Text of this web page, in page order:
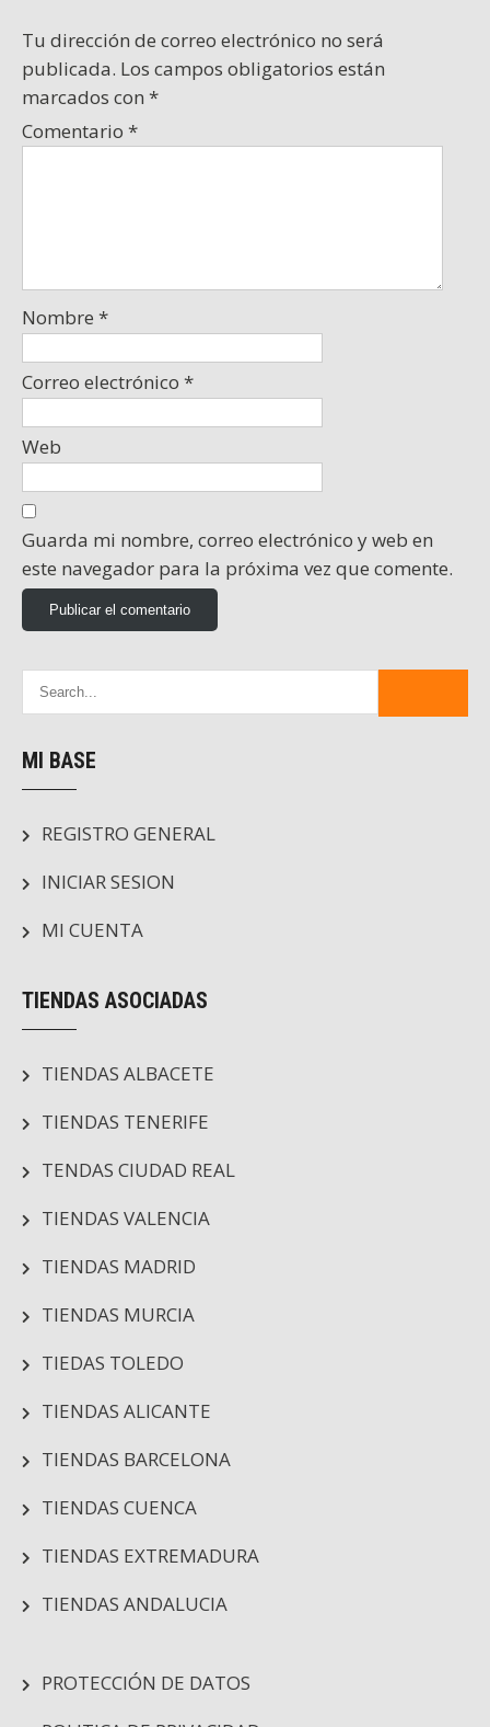
Tu dirección de correo electrónico no será
publicada. Los campos obligatorios están
marcados con *
Comentario *
Nombre *
Correo electrónico *
Web
Guarda mi nombre, correo electrónico y web en
este navegador para la próxima vez que comente.
MI BASE
REGISTRO GENERAL
INICIAR SESION
MI CUENTA
TIENDAS ASOCIADAS
TIENDAS ALBACETE
TIENDAS TENERIFE
TENDAS CIUDAD REAL
TIENDAS VALENCIA
TIENDAS MADRID
TIENDAS MURCIA
TIEDAS TOLEDO
TIENDAS ALICANTE
TIENDAS BARCELONA
TIENDAS CUENCA
TIENDAS EXTREMADURA
TIENDAS ANDALUCIA
PROTECCIÓN DE DATOS